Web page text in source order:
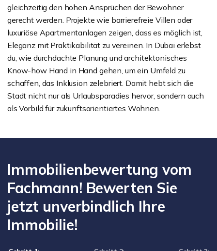
gleichzeitig den hohen Ansprüchen der Bewohner
gerecht werden. Projekte wie barrierefreie Villen oder
luxuriöse Apartmentanlagen zeigen, dass es möglich ist,
Eleganz mit Praktikabilität zu vereinen. In Dubai erlebst
du, wie durchdachte Planung und architektonisches
Know-how Hand in Hand gehen, um ein Umfeld zu
schaffen, das Inklusion zelebriert. Damit hebt sich die
Stadt nicht nur als Urlaubsparadies hervor, sondern auch
als Vorbild für zukunftsorientiertes Wohnen.
Immobilienbewertung vom
Fachmann! Bewerten Sie
jetzt unverbindlich Ihre
Immobilie!